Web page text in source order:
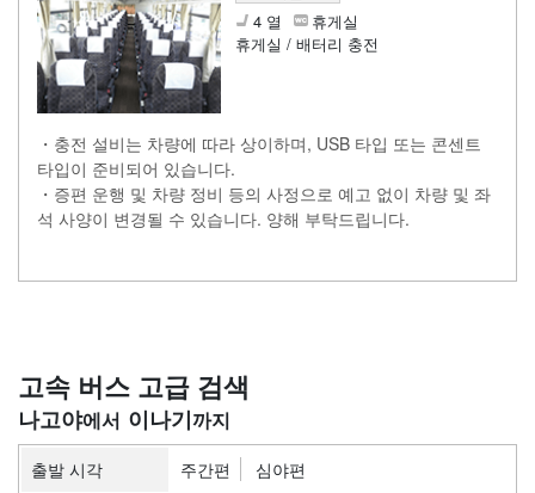
4 열
휴게실
휴게실 / 배터리 충전
・충전 설비는 차량에 따라 상이하며, USB 타입 또는 콘센트
타입이 준비되어 있습니다.
・증편 운행 및 차량 정비 등의 사정으로 예고 없이 차량 및 좌
석 사양이 변경될 수 있습니다. 양해 부탁드립니다.
고속 버스 고급 검색
나고야 이나기
출발 시각 주간편
심야편